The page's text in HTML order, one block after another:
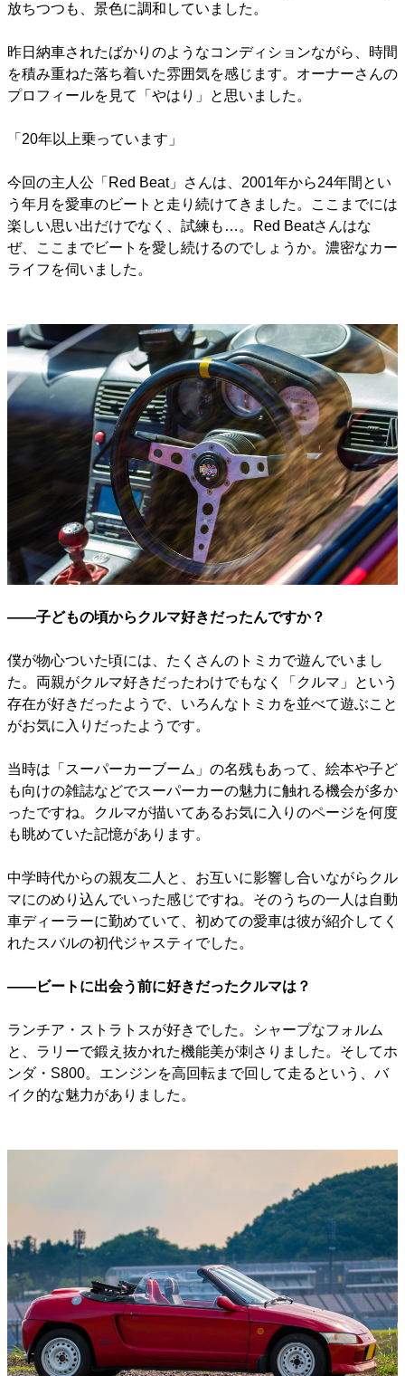
放ちつつも、景色に調和していました。
昨日納車されたばかりのようなコンディションながら、時間
を積み重ねた落ち着いた雰囲気を感じます。オーナーさんの
プロフィールを見て「やはり」と思いました。
「20年以上乗っています」
今回の主人公「Red Beat」さんは、2001年から24年間とい
う年月を愛車のビートと走り続けてきました。ここまでには
楽しい思い出だけでなく、試練も…。Red Beatさんはな
ぜ、ここまでビートを愛し続けるのでしょうか。濃密なカー
ライフを伺いました。
――子どもの頃からクルマ好きだったんですか？
僕が物心ついた頃には、たくさんのトミカで遊んでいまし
た。両親がクルマ好きだったわけでもなく「クルマ」という
存在が好きだったようで、いろんなトミカを並べて遊ぶこと
がお気に入りだったようです。
当時は「スーパーカーブーム」の名残もあって、絵本や子ど
も向けの雑誌などでスーパーカーの魅力に触れる機会が多か
ったですね。クルマが描いてあるお気に入りのページを何度
も眺めていた記憶があります。
中学時代からの親友二人と、お互いに影響し合いながらクル
マにのめり込んでいった感じですね。そのうちの一人は自動
車ディーラーに勤めていて、初めての愛車は彼が紹介してく
れたスバルの初代ジャスティでした。
――ビートに出会う前に好きだったクルマは？
ランチア・ストラトスが好きでした。シャープなフォルム
と、ラリーで鍛え抜かれた機能美が刺さりました。そしてホ
ンダ・S800。エンジンを高回転まで回して走るという、バ
イク的な魅力がありました。